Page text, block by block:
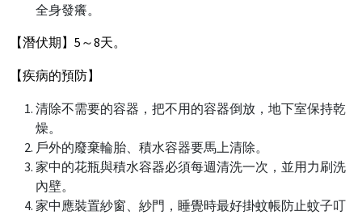
全身發癢。
【潛伏期】5～8天。
【疾病的預防】
清除不需要的容器，把不用的容器倒放，地下室保持乾
燥。
戶外的廢棄輪胎、積水容器要馬上清除。
家中的花瓶與積水容器必須每週清洗一次，並用力刷洗
內壁。
家中應裝置紗窗、紗門，睡覺時最好掛蚊帳防止蚊子叮